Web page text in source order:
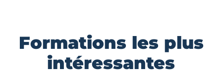
Formations les plus
intéressantes